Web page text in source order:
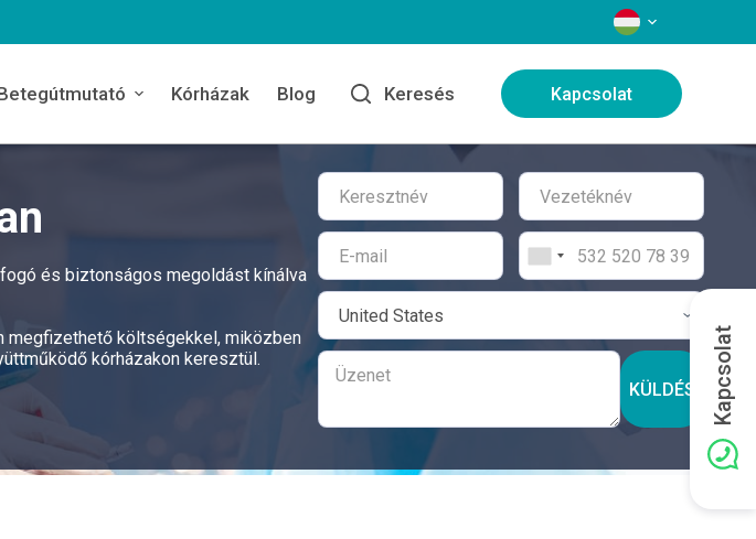
NYELVEK
Kórházak Blog Keresés Kapcsolat
és biztonságos megoldást kínálva
megfizethető költségekkel, miközben
kórházakon keresztül.
KÜLDÉS Kapcsolat